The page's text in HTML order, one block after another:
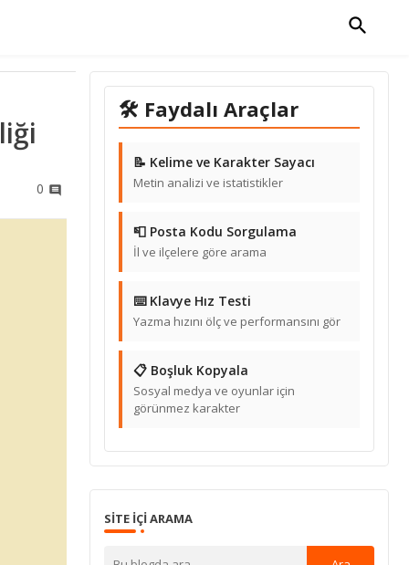
0
🛠 Faydalı Araçlar
📝 Kelime ve Karakter Sayacı
Metin analizi ve istatistikler
📮 Posta Kodu Sorgulama
İl ve ilçelere göre arama
⌨️ Klavye Hız Testi
Yazma hızını ölç ve performansını gör
📋 Boşluk Kopyala
Sosyal medya ve oyunlar için
görünmez karakter
SITE IÇI ARAMA